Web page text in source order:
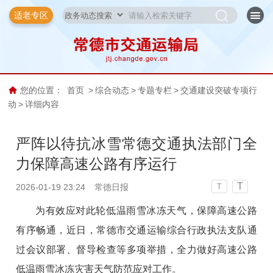
适老专区
您的位置： 首页 > 综合动态 > 专题专栏 > 交通建设突破专项行
动 > 详细内容
严阵以待抗冰雪常德交通执法部门全
力保障高速公路有序运行
2026-01-19 23:24 常德日报 T T
为有效应对此轮低温雨雪冰冻天气，保障高速公路
有序畅通，近日，常德市交通运输综合行政执法支队通
过会议部署、督导检查等多项举措，全力做好高速公路
低温雨雪冰冻灾害天气防范应对工作。